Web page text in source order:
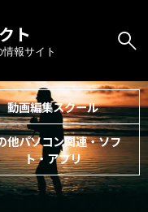
ト
報サイト
動画編集スクール
他パソコン関連・ソフ
ト・アプリ